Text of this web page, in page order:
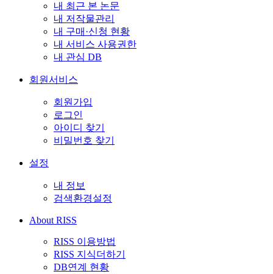
내 최근 본 논문
내 저작물관리
내 구매·신청 현황
내 서비스 사용권한
내 관심 DB
회원서비스
회원가입
로그인
아이디 찾기
비밀번호 찾기
설정
내 정보
검색환경설정
About RISS
RISS 이용방법
RISS 지식더하기
DB연계 현황